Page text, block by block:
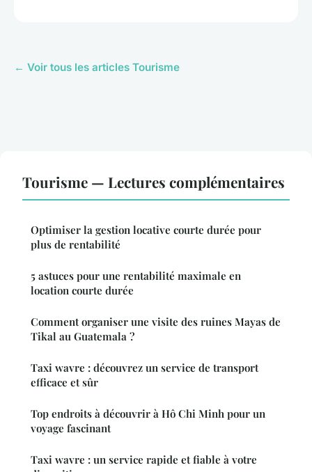
← Voir tous les articles Tourisme
Tourisme — Lectures complémentaires
Optimiser la gestion locative courte durée pour
plus de rentabilité
5 astuces pour une rentabilité maximale en
location courte durée
Comment organiser une visite des ruines Mayas de
Tikal au Guatemala ?
Taxi wavre : découvrez un service de transport
efficace et sûr
Top endroits à découvrir à Hô Chi Minh pour un
voyage fascinant
Taxi wavre : un service rapide et fiable à votre